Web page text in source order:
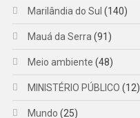
Marilândia do Sul (140)
Mauá da Serra (91)
Meio ambiente (48)
MINISTÉRIO PÚBLICO (12)
Mundo (25)